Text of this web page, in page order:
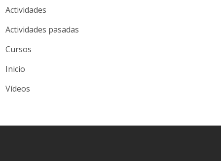
Actividades
Actividades pasadas
Cursos
Inicio
Vídeos